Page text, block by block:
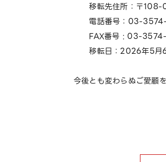
移転先住所：〒108-
電話番号：03-3574-
FAX番号 : 03-3574-
移転日：2026年5月
今後とも変わらぬご愛顧